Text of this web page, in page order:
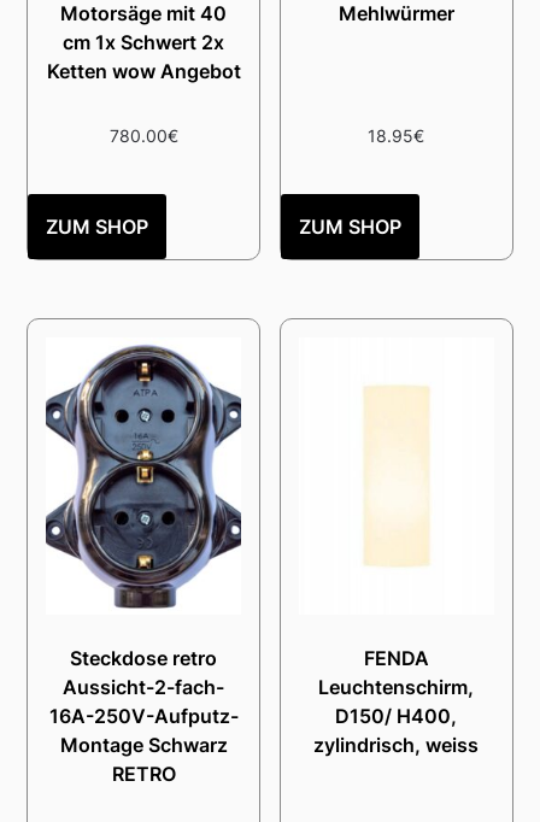
Motorsäge mit 40
cm 1x Schwert 2x
Ketten wow Angebot
780.00€
ZUM SHOP
Mehlwürmer
18.95€
ZUM SHOP
Steckdose retro
Aussicht-2-fach-
16A-250V-Aufputz-
Montage Schwarz
RETRO
FENDA
Leuchtenschirm,
D150/ H400,
zylindrisch, weiss